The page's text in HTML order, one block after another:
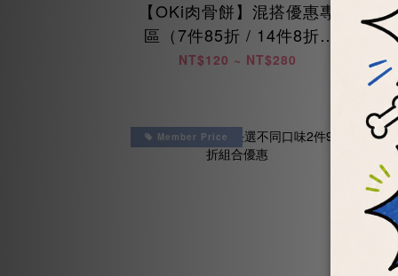
【OKi肉骨餅】混搭優惠專
區（7件85折 / 14件8折 /
28件75折）
NT$120 ~ NT$280
Member Price